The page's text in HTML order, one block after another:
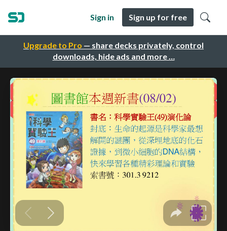
Upgrade to Pro — share decks privately, control
downloads, hide ads and more …
Sign in Sign up for free